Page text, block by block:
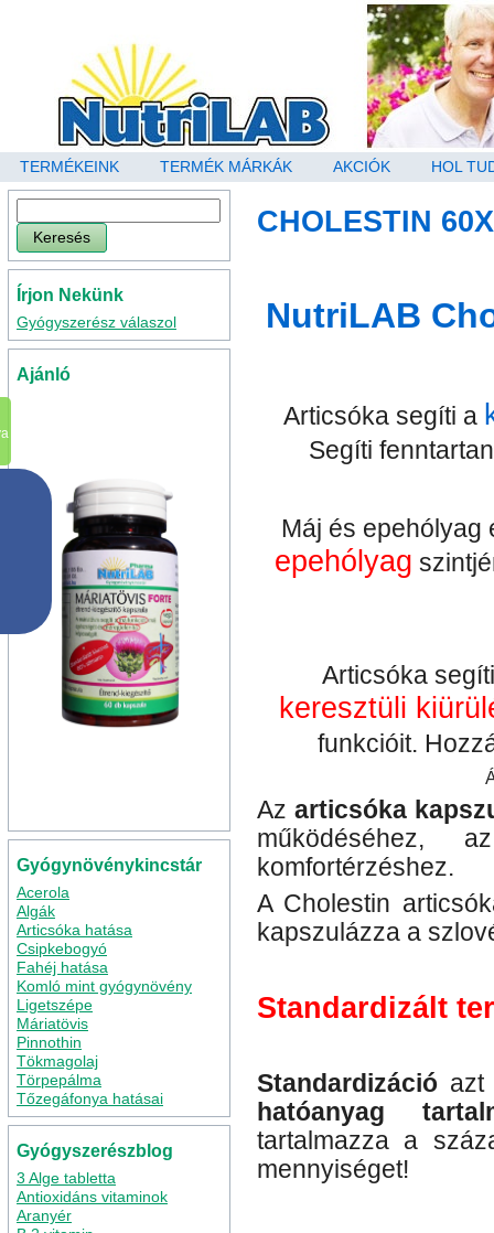
TERMÉKEINK TERMÉK MÁRKÁK AKCIÓK HOL
Írjon Nekünk
Gyógyszerész válaszol
Ajánló
Gyógynövénykincstár
Acerola
Algák
Articsóka hatása
Csipkebogyó
Fahéj hatása
Komló mint gyógynövény
Ligetszépe
Máriatövis
Pinnothin
Tökmagolaj
Törpepálma
Tőzegáfonya hatásai
Gyógyszerészblog
3 Alge tabletta
Antioxidáns vitaminok
Aranyér
CHOLESTIN 60X
NutriLAB
Articsóka segíti a
Segíti
Máj és epehólyag
epehólyag
Articsóka
keresztüli
funkcióit.
Az articsóka
működéséhez,
komfortérzéshez.
A Cholestin
kapszulázza a
Standardizált
Standardizáció
hatóanyag
tartalmazza a
mennyiséget!